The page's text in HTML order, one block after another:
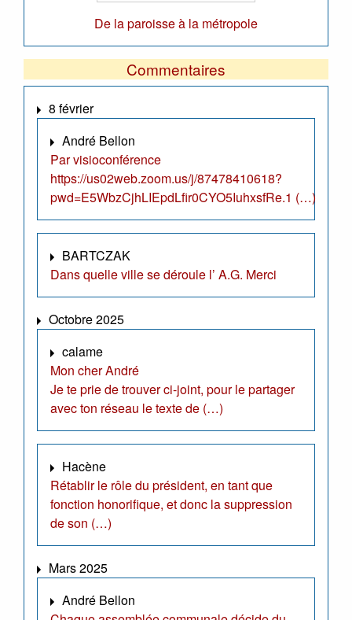
De la paroisse à la métropole
Commentaires
8 février
André Bellon
Par visioconférence
https://us02web.zoom.us/j/87478410618?
pwd=E5WbzCjhLIEpdLfir0CYO5IuhxsfRe.1 (…)
BARTCZAK
Dans quelle ville se déroule l’ A.G. Merci
Octobre 2025
calame
Mon cher André
Je te prie de trouver ci-joint, pour le partager
avec ton réseau le texte de (…)
Hacène
Rétablir le rôle du président, en tant que
fonction honorifique, et donc la suppression
de son (…)
Mars 2025
André Bellon